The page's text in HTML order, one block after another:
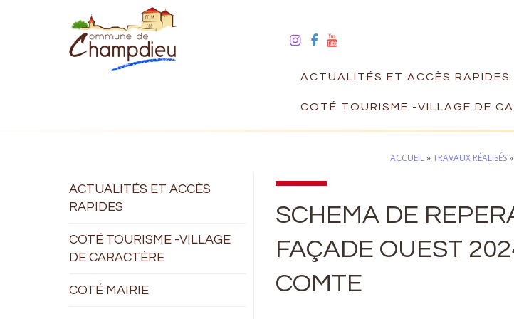
ACTUALITÉS ET ACCÈS RAPIDES
COTÉ TOURISME -VILLAGE DE
ACCUEIL»TRAVAUX RÉALISÉS»
ACTUALITÉS ET ACCÈS
RAPIDES
COTÉ TOURISME -VILLAGE
DE CARACTÈRE
COTÉ MAIRIE
SCHEMA DE
FAÇADE OUEST
COMTE